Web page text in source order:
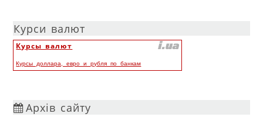
Курси валют
Курсы валют
Курсы доллара, евро и рубля по банкам
Архів сайту